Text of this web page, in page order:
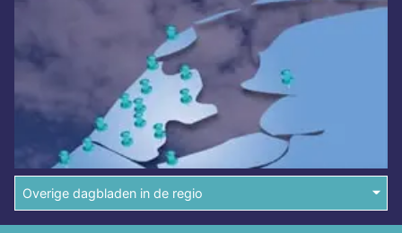
Overige dagbladen in de regio